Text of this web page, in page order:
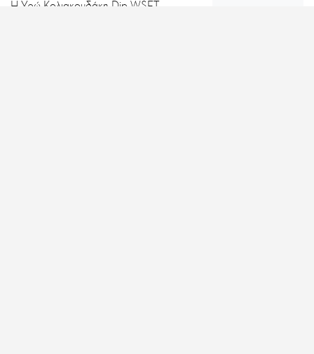
Η Υρώ Κολιακουδάκη Dip WSET